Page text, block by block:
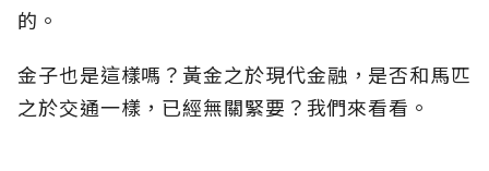
的。
金子也是這樣嗎？黃金之於現代金融，是否和馬匹
之於交通一樣，已經無關緊要？我們來看看。